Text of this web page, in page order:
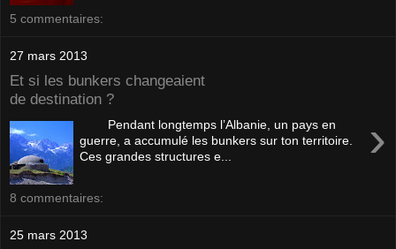
5 commentaires:
27 mars 2013
Et si les bunkers changeaient
de destination ?
›
Pendant longtemps l’Albanie, un pays en
guerre, a accumulé les bunkers sur ton territoire.
Ces grandes structures e...
8 commentaires:
25 mars 2013